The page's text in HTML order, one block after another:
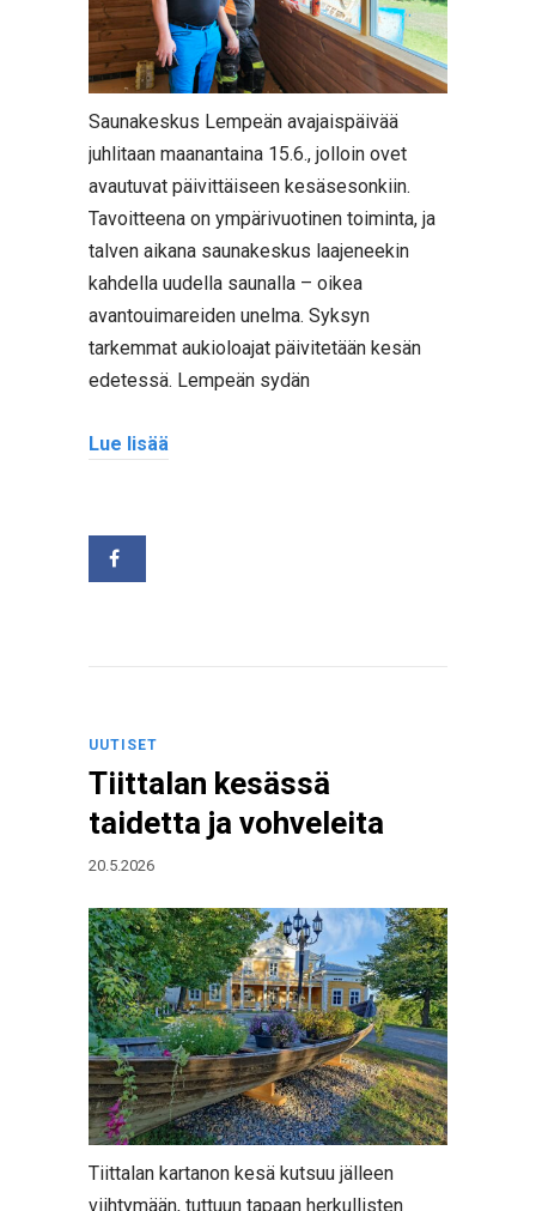
Saunakeskus Lempeän avajaispäivää
juhlitaan maanantaina 15.6., jolloin ovet
avautuvat päivittäiseen kesäsesonkiin.
Tavoitteena on ympärivuotinen toiminta, ja
talven aikana saunakeskus laajeneekin
kahdella uudella saunalla – oikea
avantouimareiden unelma. Syksyn
tarkemmat aukioloajat päivitetään kesän
edetessä. Lempeän sydän
Lue lisää
UUTISET
Tiittalan kesässä
taidetta ja vohveleita
20.5.2026
Tiittalan kartanon kesä kutsuu jälleen
viihtymään, tuttuun tapaan herkullisten